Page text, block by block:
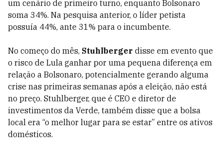
um cenário de primeiro turno, enquanto Bolsonaro
soma 34%. Na pesquisa anterior, o líder petista
possuía 44%, ante 31% para o incumbente.
No começo do mês, Stuhlberger disse em evento que
o risco de Lula ganhar por uma pequena diferença em
relação a Bolsonaro, potencialmente gerando alguma
crise nas primeiras semanas após a eleição, não está
no preço. Stuhlberger, que é CEO e diretor de
investimentos da Verde, também disse que a bolsa
local era “o melhor lugar para se estar” entre os ativos
domésticos.